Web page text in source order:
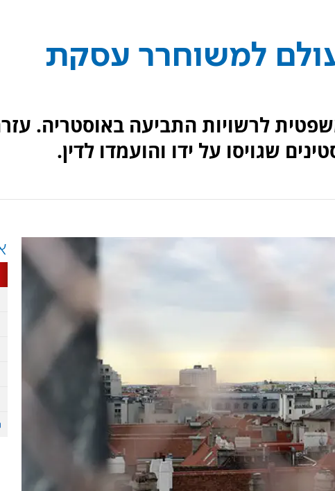
למשוחרר עסקת
לרשויות התביעה באוסטריה.
שגויסו על ידו והועמדו לדין.